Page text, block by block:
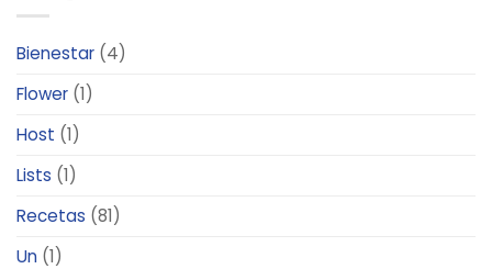
Bienestar (4)
Flower (1)
Host (1)
Lists (1)
Recetas (81)
Un (1)